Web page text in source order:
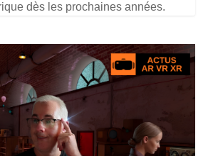
dès les prochaines années.